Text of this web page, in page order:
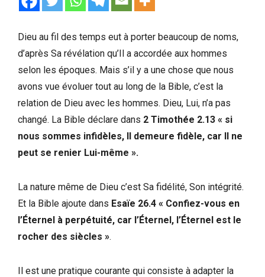
Dieu au fil des temps eut à porter beaucoup de noms,
d’après Sa révélation qu’Il a accordée aux hommes
selon les époques. Mais s’il y a une chose que nous
avons vue évoluer tout au long de la Bible, c’est la
relation de Dieu avec les hommes. Dieu, Lui, n’a pas
changé. La Bible déclare dans 2 Timothée 2.13 « si
nous sommes infidèles, Il demeure fidèle, car Il ne
peut se renier Lui-même ».
La nature même de Dieu c’est Sa fidélité, Son intégrité.
Et la Bible ajoute dans Esaïe 26.4 « Confiez-vous en
l’Éternel à perpétuité, car l’Éternel, l’Éternel est le
rocher des siècles ».
Il est une pratique courante qui consiste à adapter la